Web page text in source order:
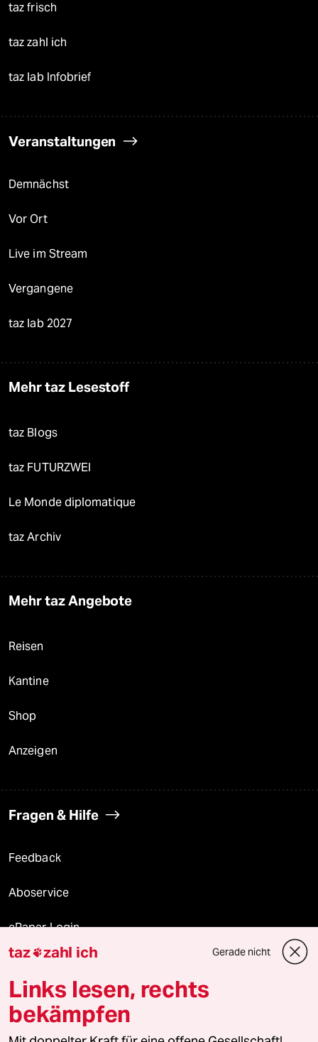
taz frisch
taz zahl ich
taz lab Infobrief
Veranstaltungen
Demnächst
Vor Ort
Live im Stream
Vergangene
taz lab 2027
Mehr taz Lesestoff
taz Blogs
taz FUTURZWEI
Le Monde diplomatique
taz Archiv
Mehr taz Angebote
Reisen
Kantine
Shop
Anzeigen
Fragen & Hilfe
Feedback
Aboservice
ePaper Login
Downloads für Abonnierende
© 2026 taz Verlags und Vertriebs GmbH
taz zahl ich Gerade nicht
Links lesen, rechts
bekämpfen